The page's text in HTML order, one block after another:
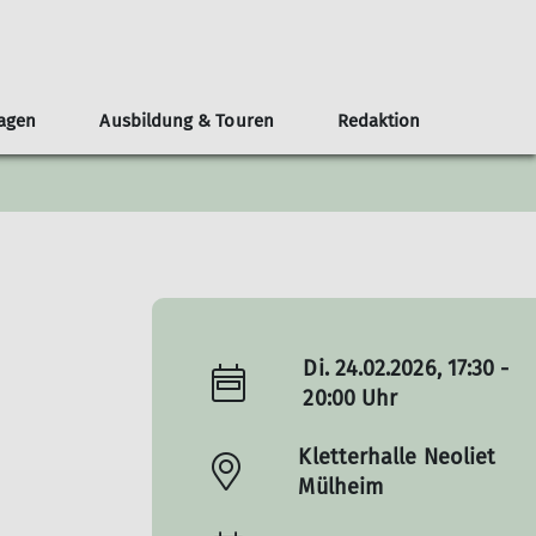
Öffentlichkeit und Klimaschutz
Gruppen Mitgestalten Service
Nordparkhütte im LAPADU
Leistungssport MTB-Gruppe Skigruppe
Topos
Ausbildung & Touren
Teilnahmebedingungen
Redaktion
Redaktionsteam
Di. 24.02.2026, 17:30 -
20:00 Uhr
Kletterhalle Neoliet
Mülheim